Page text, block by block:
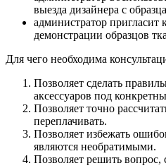
выезда дизайнера с
администратор пригласит
демонстрации образцов
Для чего необходима
Позволяет сделать
аксессуаров под
Позволяет точно
переплачивать.
Позволяет избежать
являются необратимыми.
Позволяет решить вопрос,